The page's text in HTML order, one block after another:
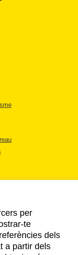
per
te
dels
a partir dels